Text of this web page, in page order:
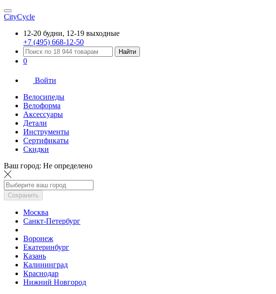
CityCycle
12-20 будни, 12-19 выходные
+7 (495) 668-12-50
Найти
0
Войти
Велосипеды
Велоформа
Аксессуары
Детали
Инструменты
Сертификаты
Скидки
Ваш город: Не определено
Сохранить
Москва
Санкт-Петербург
Воронеж
Екатеринбург
Казань
Калининград
Краснодар
Нижний Новгород